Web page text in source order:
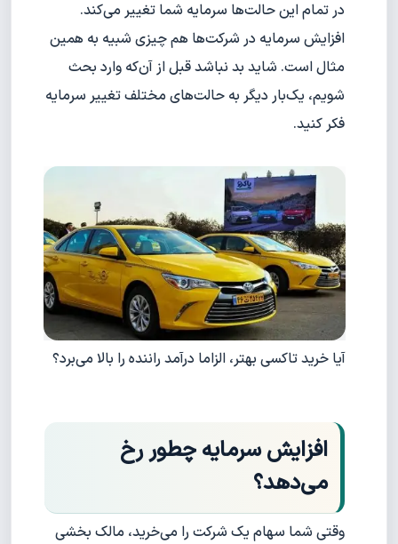
در تمام این حالت‌ها سرمایه شما تغییر می‌کند.
افزایش سرمایه در شرکت‌ها هم چیزی شبیه به همین
مثال است. شاید بد نباشد قبل از آن‌که وارد بحث
شویم، یک‌بار دیگر به حالت‌های مختلف تغییر سرمایه
فکر کنید.
آیا خرید تاکسی بهتر، الزاما درآمد راننده را بالا می‌برد؟
افزایش سرمایه چطور رخ
می‌دهد؟
وقتی شما سهام یک شرکت را می‌خرید، مالک بخشی